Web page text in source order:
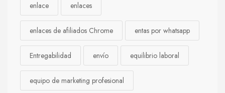
enlace enlaces
enlaces de afiliados Chrome entas por whatsapp
Entregabilidad envío equilibrio laboral
equipo de marketing profesional